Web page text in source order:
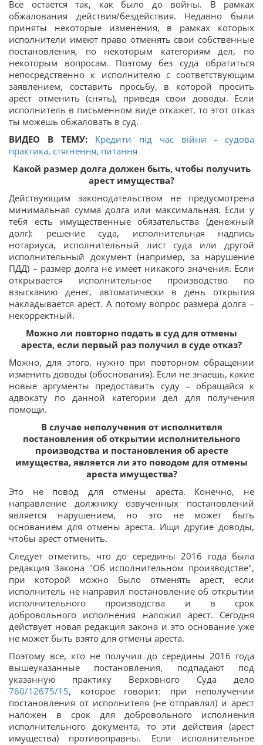
Все остается так, как было до войны. В рамках
обжалования действия/бездействия. Недавно были
приняты некоторые изменения, в рамках которых
исполнители имеют право отменять свои собственные
постановления, по некоторым категориям дел, по
некоторым вопросам. Поэтому без суда обратиться
непосредственно к исполнителю с соответствующим
заявлением, составить просьбу, в которой просить
арест отменить (снять), приведя свои доводы. Если
исполнитель в письменном виде откажет, то этот отказ
ты можешь обжаловать в суд.
ВИДЕО В ТЕМУ:
Кредити під час війни - судова
практика, стягнення, питання
Какой размер долга должен быть, чтобы получить
арест имущества?
Действующим законодательством не предусмотрена
минимальная сумма долга или максимальная. Если у
тебя есть имущественные обязательства (денежный
долг): решение суда, исполнительная надпись
нотариуса, исполнительный лист суда или другой
исполнительный документ (например, за нарушение
ПДД) – размер долга не имеет никакого значения. Если
открывается исполнительное производство по
взысканию денег, автоматически в день открытия
накладывается арест. А потому вопрос размера долга –
некорректный.
Можно ли повторно подать в суд для отмены
ареста, если первый раз получил в суде отказ?
Можно, для этого, нужно при повторном обращении
изменить доводы (обоснования). Если не знаешь, какие
новые аргументы предоставить суду – обращайся к
адвокату по данной категории дел для получения
помощи.
В случае неполучения от исполнителя
постановления об открытии исполнительного
производства и постановления об аресте
имущества, является ли это поводом для отмены
ареста имущества?
Это не повод для отмены ареста. Конечно, не
направление должнику озвученных постановлений
является нарушением, но это не может быть
основанием для отмены ареста. Ищи другие доводы,
чтобы арест отменить.
Следует отметить, что до середины 2016 года была
редакция Закона "Об исполнительном производстве",
при которой можно было отменять арест, если
исполнитель не направил постановление об открытии
исполнительного производства и в срок
добровольного исполнения наложил арест. Сегодня
действует новая редакция закона и это основание уже
не может быть взято для отмены ареста.
Поэтому все, кто не получил до середины 2016 года
вышеуказанные постановления, подпадают под
указанную практику Верховного Суда дело
760/12675/15, которое говорит: при неполучении
постановления от исполнителя (не отправлял) и арест
наложен в срок для добровольного исполнения
исполнительного документа, то эти действия (арест
имущества) противоправны. Если исполнительное